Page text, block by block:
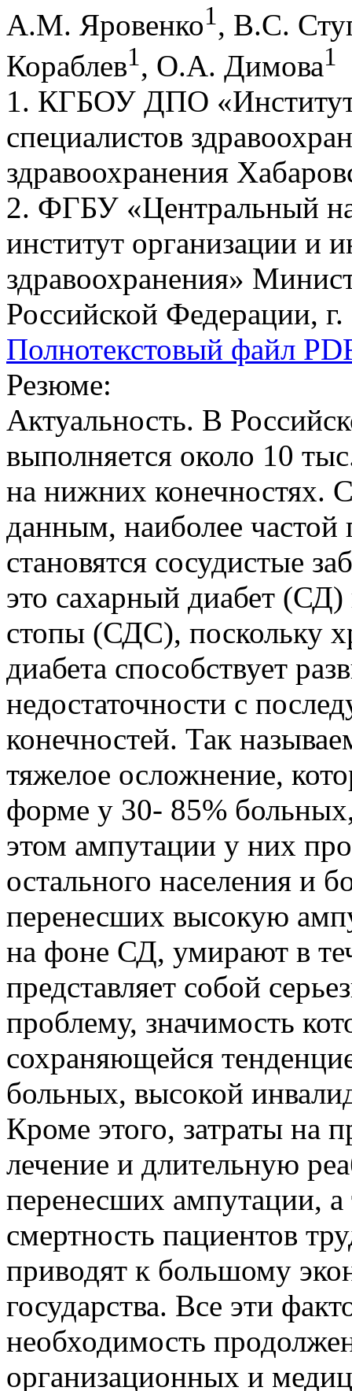
А.М. Яровенко1, В.С.
Кораблев1, О.А. Димова1
1. КГБОУ ДПО
специалистов
здравоохранения
2. ФГБУ «Центральный
институт организации и
здравоохранения»
Российской Федерации,
Полнотекстовый файл
Резюме:
Актуальность. В
выполняется около 10
на нижних конечностях.
данным, наиболее
становятся сосудистые
это сахарный диабет
стопы (СДС), поскольку
диабета способствует
недостаточности с
конечностей. Так
тяжелое осложнение,
форме у 30- 85%
этом ампутации у них
остального населения и
перенесших высокую
на фоне СД, умирают в
представляет собой
проблему, значимость
сохраняющейся
больных, высокой
Кроме этого, затраты на
лечение и длительную
перенесших ампутации,
смертность пациентов
приводят к большому
государства. Все эти
необходимость
организационных и